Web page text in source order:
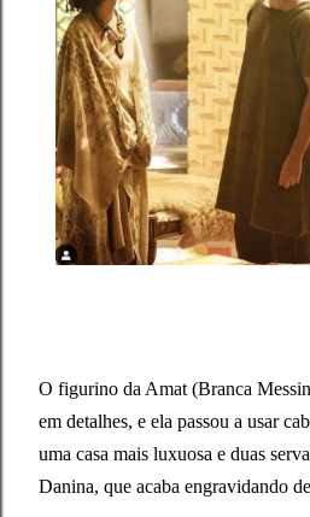
O figurino da Amat (Branca
em detalhes, e ela passou a usar
uma casa mais luxuosa e duas
Danina, que acaba engravidando